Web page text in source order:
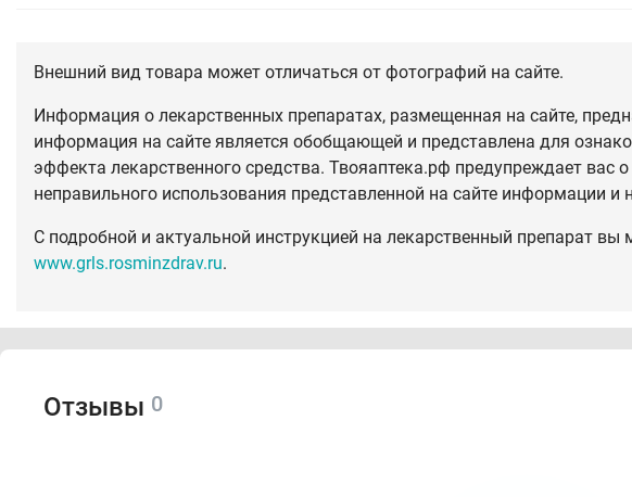
Внешний вид товара может отличаться от фотографий на сайте.
Информация о лекарственных препаратах, размещенная на сайте,
информация на сайте является обобщающей и представлена для
эффекта лекарственного средства. Твояаптека.рф предупреждает вас
неправильного использования представленной на сайте информации
С подробной и актуальной инструкцией на лекарственный препарат
www.grls.rosminzdrav.ru.
Отзывы 0